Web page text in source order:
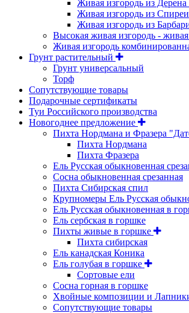
Живая изгородь из Дерена
Живая изгородь из Спиреи
Живая изгородь из
Высокая живая изгородь - живая
Живая изгородь
Грунт растительный
Грунт универсальный
Торф
Сопутствующие товары
Подарочные сертификаты
Туи Российского производства
Новогоднее предложение
Пихта Нордмана и Фразера
Пихта Нордмана
Пихта Фразера
Ель Русская обыкновенная
Сосна обыкновенная срезанная
Пихта Сибирская спил
Крупномеры Ель Русская
Ель Русская обыкновенная в
Ель сербская в горшке
Пихты живые в горшке
Пихта сибирская
Ель канадская Коника
Ель голубая в горшке
Сортовые ели
Сосна горная в горшке
Хвойные композиции и
Сопутствующие товары